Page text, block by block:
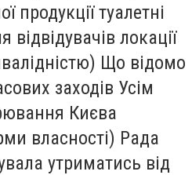
продукції туалетні
відвідувачів локації
Що відомо
заходів Усім
Києва
власності) Рада
утриматись від